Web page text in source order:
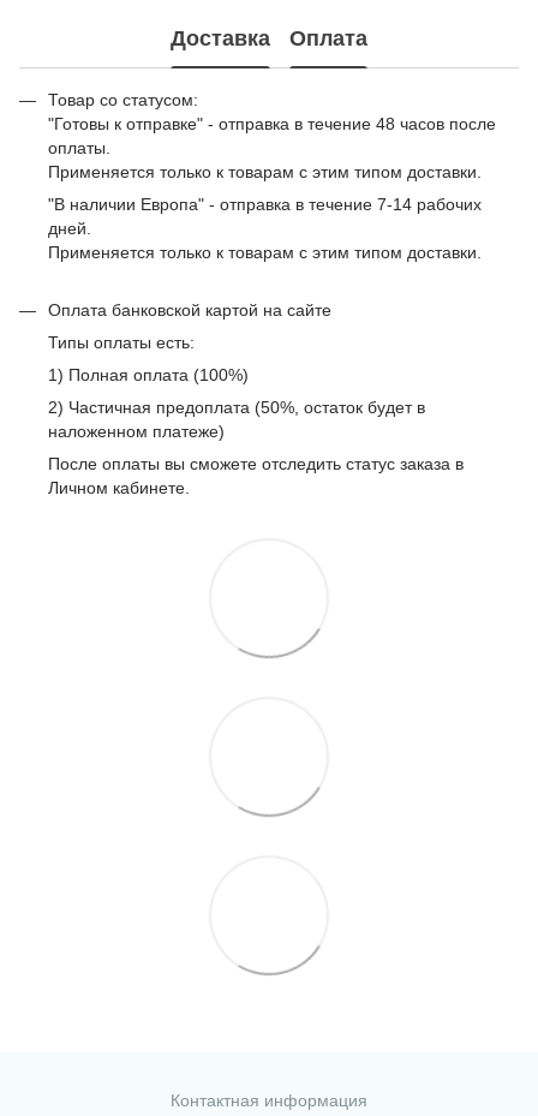
Доставка Оплата
Товар со статусом:
"Готовы к отправке" - отправка в течение 48 часов после
оплаты.
Применяется только к товарам с этим типом доставки.
"В наличии Европа" - отправка в течение 7-14 рабочих
дней.
Применяется только к товарам с этим типом доставки.
Оплата банковской картой на сайте
Типы оплаты есть:
1) Полная оплата (100%)
2) Частичная предоплата (50%, остаток будет в
наложенном платеже)
После оплаты вы сможете отследить статус заказа в
Личном кабинете.
Контактная информация